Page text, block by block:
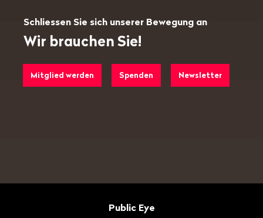
steuern
Schliessen Sie sich unserer Bewegung an
Wir brauchen Sie!
Mitglied werden Spenden Newsletter
Public Eye